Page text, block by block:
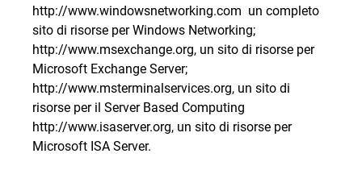
http://www.windowsnetworking.com  un completo
sito di risorse per Windows Networking;
http://www.msexchange.org, un sito di risorse per
Microsoft Exchange Server;
http://www.msterminalservices.org, un sito di
risorse per il Server Based Computing
http://www.isaserver.org, un sito di risorse per
Microsoft ISA Server.